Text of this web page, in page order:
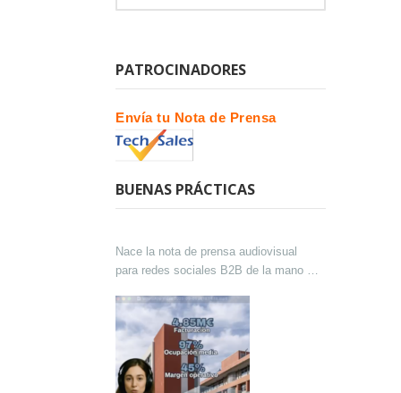
PATROCINADORES
Envía tu Nota de Prensa
BUENAS PRÁCTICAS
Nace la nota de prensa audiovisual
para redes sociales B2B de la mano de